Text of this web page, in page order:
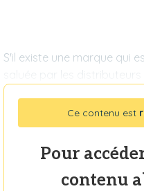
S'il existe une marque qui
Ce contenu est
Pour
contenu